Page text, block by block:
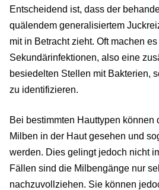
Entscheidend ist, dass der
quälendem generalisiertem
mit in Betracht zieht. Oft machen
Sekundärinfektionen, also eine
besiedelten Stellen mit Bakterien,
zu identifizieren.
Bei bestimmten Hauttypen können
Milben in der Haut gesehen und
werden. Dies gelingt jedoch nicht
Fällen sind die Milbengänge nur
nachzuvollziehen. Sie können